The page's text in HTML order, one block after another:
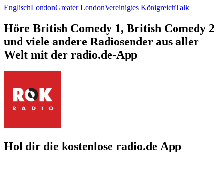
EnglischLondonGreater LondonVereinigtes KönigreichTalk
Höre British Comedy 1, British Comedy 2
und viele andere Radiosender aus aller
Welt mit der radio.de-App
Hol dir die kostenlose radio.de App